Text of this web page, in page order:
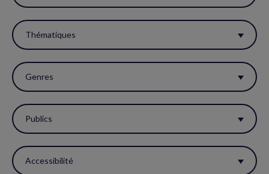
filtres
pour
réactualiser
la
page.
Thématiques
Genres
Publics
Accessibilité